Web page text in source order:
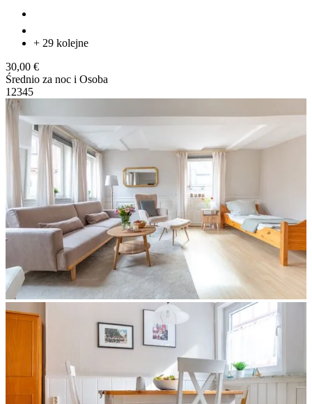
+ 29 kolejne
30,00 €
Średnio za noc i Osoba
1 2345